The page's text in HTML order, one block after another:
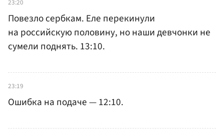
23:20
Повезло сербкам. Еле перекинули
на российскую половину, но наши девчонки не
сумели поднять. 13:10.
23:19
Ошибка на подаче — 12:10.